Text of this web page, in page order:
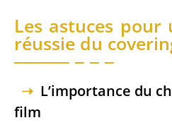
Les astuces
réussie du
L’importance du
film